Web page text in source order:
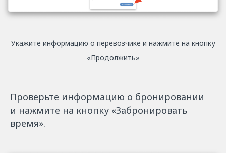
Укажите информацию о перевозчике и нажмите на кнопку
«Продолжить»
Проверьте информацию о бронировании
и нажмите на кнопку «Забронировать
время».